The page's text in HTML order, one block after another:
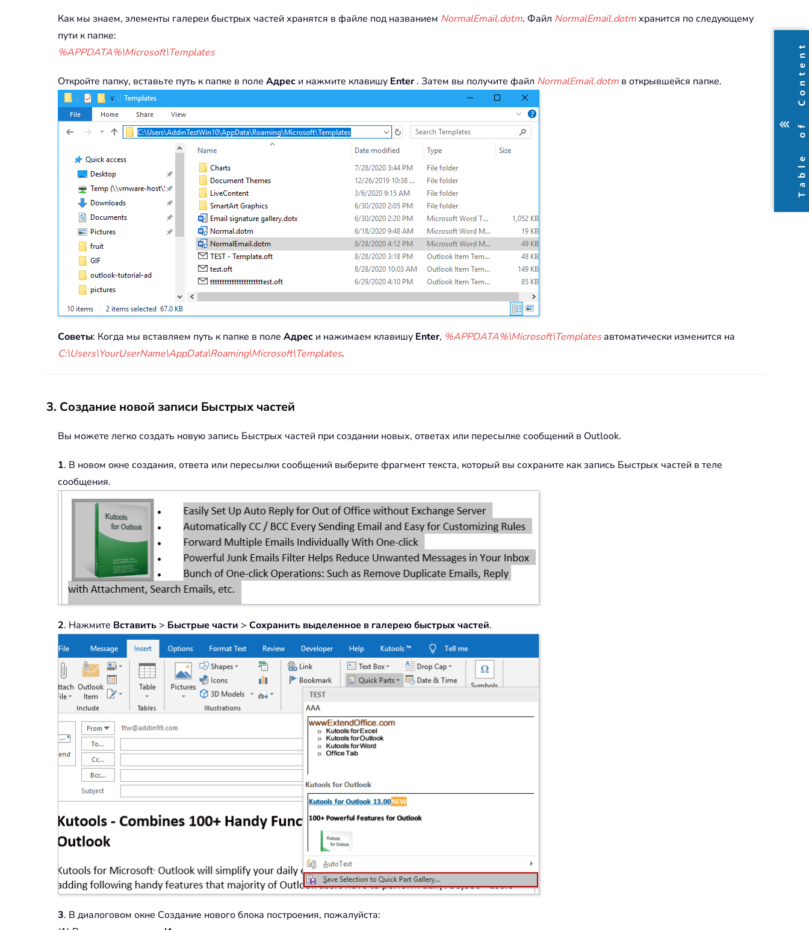
Как мы знаем, элементы галереи быстрых частей хранятся в файле под названием NormalEmail.dotm. Файл NormalEmail.dotmхранится по следующему
пути к папке:
%APPDATA%\Microsoft\Templates
Откройте папку, вставьте путь к папке в поле Адрес и нажмите клавишу Enter. Затем вы получите файл NormalEmail.dotm в открывшейся папке.
Советы: Когда мы вставляем путь к папке в поле Адрес и нажимаем клавишу Enter, %APPDATA%\Microsoft\Templatesавтоматически изменится на
C:\Users\YourUserName\AppData\Roaming\Microsoft\Templates.
3. Создание новой записи Быстрых частей
Вы можете легко создать новую запись Быстрых частей при создании новых, ответах или пересылке сообщений в Outlook.
1. В новом окне создания, ответа или пересылки сообщений выберите фрагмент текста, который вы сохраните как запись Быстрых частей в теле
сообщения.
2. Нажмите Вставить > Быстрые части > Сохранить выделенное в галерею быстрых частей.
3. В диалоговом окне Создание нового блока построения, пожалуйста: